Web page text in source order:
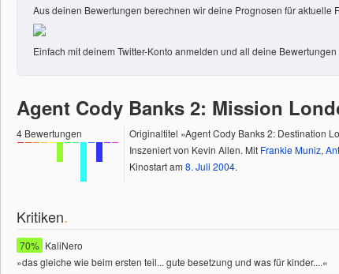
Aus deinen Bewertungen berechnen wir deine Prognosen für aktuelle
Einfach mit deinem Twitter-Konto anmelden und all deine
Agent Cody Banks 2: Mission
4 Bewertungen
Originaltitel »Agent Cody Banks 2: Destination
Inszeniert von Kevin Allen. Mit Frankie Muniz,
Kinostart am 8. Juli 2004.
Kritiken.
70% KaliNero
»das gleiche wie beim ersten teil... gute besetzung und was für kinder....«